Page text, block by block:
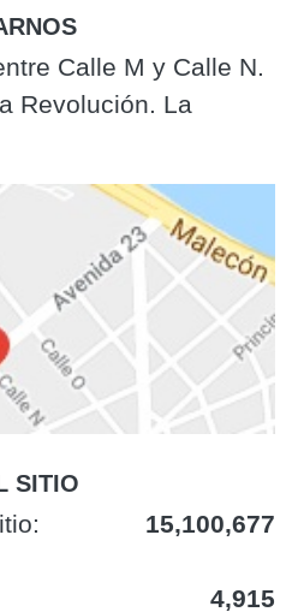
Calle M y Calle N.
Revolución. La
SITIO
15,100,677
4,915